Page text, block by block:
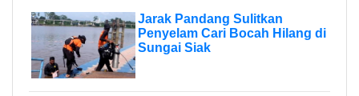
Jarak Pandang Sulitkan
Penyelam Cari Bocah Hilang di
Sungai Siak